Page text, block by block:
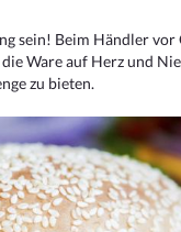
sein! Beim Händler
Ware auf Herz und
zu bieten.